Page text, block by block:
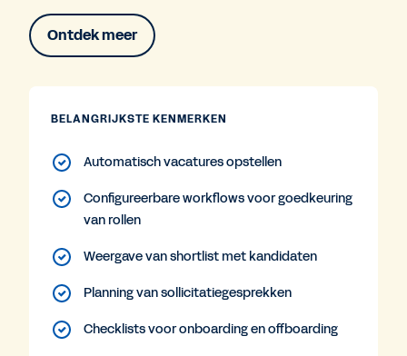
Ontdek meer
BELANGRIJKSTE KENMERKEN
Automatisch vacatures opstellen
Configureerbare workflows voor goedkeuring
van rollen
Weergave van shortlist met kandidaten
Planning van sollicitatiegesprekken
Checklists voor onboarding en offboarding